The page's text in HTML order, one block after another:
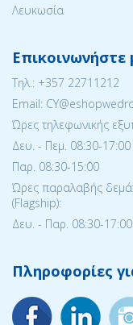
Λευκωσία
Επικοινωνήστε
Tηλ.: +357 22711212
Email:
Ώρες τηλεφωνικής
Δευ. - Πεμ. 08:30-17:00
Παρ. 08:30-15:΄00
Ώρες παραλαβής
(Flagship):
Δευ. - Παρ. 08:30-17:00
Πληροφορίες